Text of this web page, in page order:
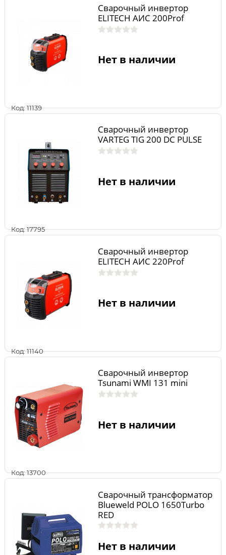
Код: 11139
Сварочный инвертор
ELITECH АИС 200Prof
Нет в наличии
Код: 17795
Сварочный инвертор
VARTEG TIG 200 DC PULSE
Нет в наличии
Код: 11140
Сварочный инвертор
ELITECH АИС 220Prof
Нет в наличии
Код: 13700
Сварочный инвертор
Tsunami WMI 131 mini
Нет в наличии
Сварочный трансформатор
Blueweld POLO 1650Turbo
RED
Нет в наличии